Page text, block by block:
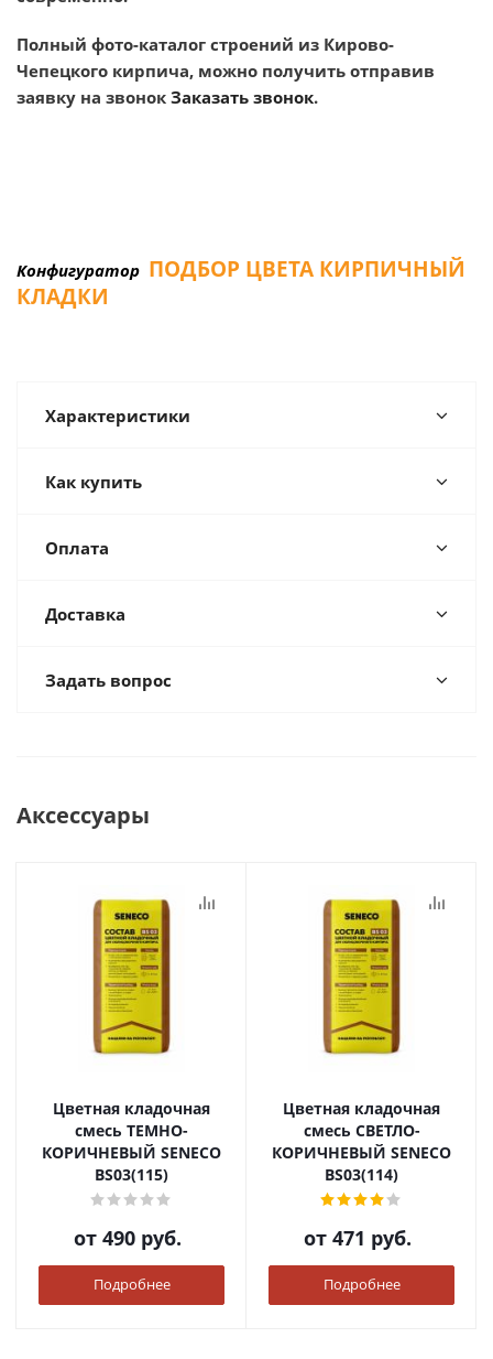
Полный фото-каталог строений из Кирово-
Чепецкого кирпича, можно получить отправив
заявку на звонок Заказать звонок.
Конфигуратор ПОДБОР ЦВЕТА КИРПИЧНЫЙ
КЛАДКИ
Характеристики
Как купить
Оплата
Доставка
Задать вопрос
Аксессуары
Цветная кладочная
смесь ТЕМНО-
КОРИЧНЕВЫЙ SENECO
BS03(115)
от 490 руб.
Подробнее
Цветная кладочная
смесь СВЕТЛО-
КОРИЧНЕВЫЙ SENECO
BS03(114)
от 471 руб.
Подробнее